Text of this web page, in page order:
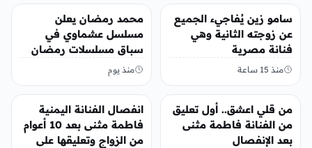
الفن
سامو زين يُفاجيء الجميع
عن زوجته الثانية وهي
فنانة مصرية
منذ 15 ساعة
محمد رمضان يعلن
مسلسل عشماوي في
سباق مسلسلات رمضان
2027منذ يوم
من قلي اعشق.. أول تعليق
من الفنانة فاطمة مثنى
بعد الإنفصال
الفن
انفصال الفنانة اليمنية
فاطمة مثنى بعد 10 أعوام
من الزواج وتعليقها على